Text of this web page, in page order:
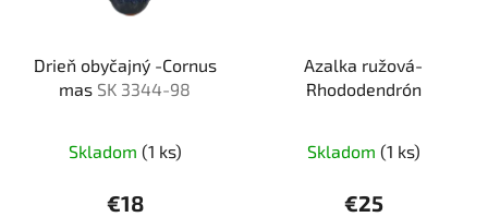
Drieň obyčajný -Cornus
mas SK 3344-98
Skladom (1 ks)
€18
Azalka ružová-
Rhododendrón
Skladom (1 ks)
€25